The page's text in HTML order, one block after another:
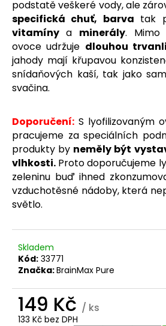
podstatě veškeré vody, ale
specifická chuť, barva tak
vitamínya minerály. Mimo
ovoce udržuje dlouhou
jahody mají křupavou
snídaňových kaší, tak jako
svačina.
Doporučení: S lyofilizovaným
pracujeme za speciálních
produkty by neměly být
vlhkosti. Proto doporučujeme
zeleninu buď ihned
vzduchotěsné nádoby, která
světlo.
Skladem
Kód: 33771
Značka:BrainMax Pure
149 Kč / ks
133 Kč bez DPH
m
e
BRAINMAX
SLEEP
MAGNESIUM,
250
100
KAPSLÍ
(HOŘČÍK,
GABA,
L-
THEANIN,
VITAMÍN
B6,
ŠŤÁVA
Z
699
Kč